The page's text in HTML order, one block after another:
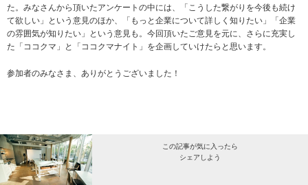
た。みなさんから頂いたアンケートの中には、「こうした繋がりを今後も続け
て欲しい」という意見のほか、「もっと企業について詳しく知りたい」「企業
の雰囲気が知りたい」という意見も。今回頂いたご意見を元に、さらに充実し
た「ココクマ」と「ココクマナイト」を企画していけたらと思います。
参加者のみなさま、ありがとうございました！
この記事が気に入ったら
シェアしよう